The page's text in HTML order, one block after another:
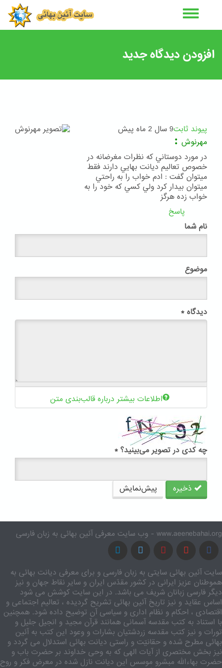
افزودن دیدگاه جدید
پیوند ثابت9 سال 2 ماه پیش
مهرنوش :
در مورد دوستاني كه نظرات مغرضانه در
خصوص تعاليم ديانت بهايي دارند فقط
ميتوان گفت : ادم خواب را به راحتي
ميتوان بيدار كرد ولي كسي كه خود را به
خواب زده هرگز
پاسخ
نام شما
موضوع
دیدگاه *
اطلاعات بیشتر درباره قالب‌بندی متن
چه کدی در تصویر می‌بینید؟ *
ذخیره پیش‌نمایش
www.aeenebahai.org - وب سایت معرفی آئین بهائی به زبان فارسی
سایت آئین بهائی سایتی به زبان فارسی و برای معرفی دیانت بهائی به
هموطنان عزیز ایرانی در کشور مقدّس ایران و سایر نقاط جهان و نیز
دیگر فارسی زبانان شریف می باشد. در این سایت کوشش می شود
اساس عقاید و نیز تاریخ آئین بهائی تشریح گردیده ، تعالیم اجتماعی و
اقتصادی ، احکام و نظام اداری و سیاسی آن توضیح داده شود. همچنین
با استناد به کتب مقدسه آسمانی همانند قرآن مجید و انجیل جلیل و
تورات و نیز کتب مقدسه زردشتیان بشارات و وعود این کتب به آئین
بهائی مطرح شده و حقانیّت و راستی دیانت بهائی استدلال می گردد و
نیز بخش مختصری از آیات الهی که به وحی خداوند بر حضرت باب و
حضرت بهاءالله مبشرو موسس این دیانت نازل شده در معرض فکر و روح